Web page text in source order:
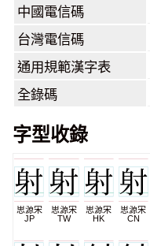
中國電信碼
台灣電信碼
通用規範漢字表
全錄碼
字型收錄
思源宋
JP
思源宋
TW
思源宋
HK
思源宋
CN